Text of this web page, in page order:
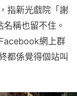
指新光戲院「謝
稱也留不住。
網上群
都係覺得個站叫